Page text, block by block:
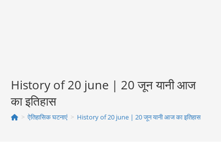
History of 20 june | 20 जून यानी आज
का इतिहास
> ऐतिहासिक घटनाएं > History of 20 june | 20 जून यानी आज का इतिहास